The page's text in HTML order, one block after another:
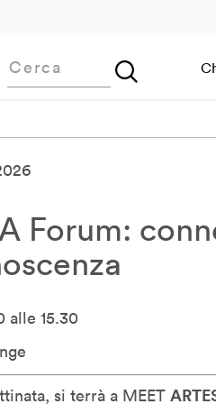
Boggia
Forum:
alle 15.30
si terrà a MEET